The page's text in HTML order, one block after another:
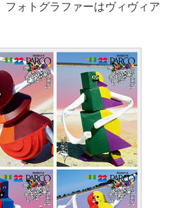
フォトグラファーはヴィヴィア